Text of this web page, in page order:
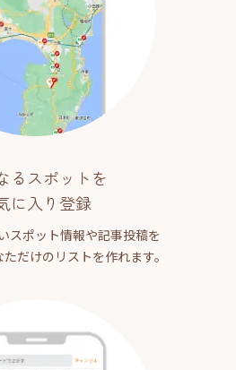
るスポットを
に入り登録
スポット情報や記事投稿を
だけのリストを作れます。